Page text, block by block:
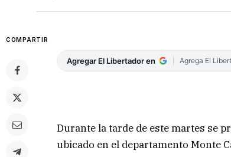
COMPARTIR
Agregar El Libertador en Agrega El
Durante la tarde de este martes se
ubicado en el departamento Monte